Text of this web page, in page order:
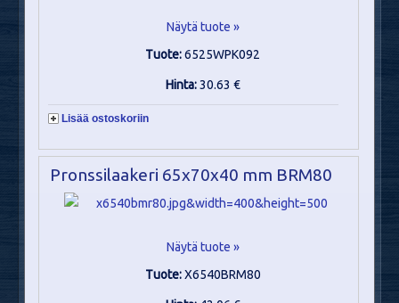
Näytä tuote »
Tuote:6525WPK092
Hinta:30.63 €
Lisää ostoskoriin
Pronssilaakeri 65x70x40 mm BRM80
Näytä tuote »
Tuote:X6540BRM80